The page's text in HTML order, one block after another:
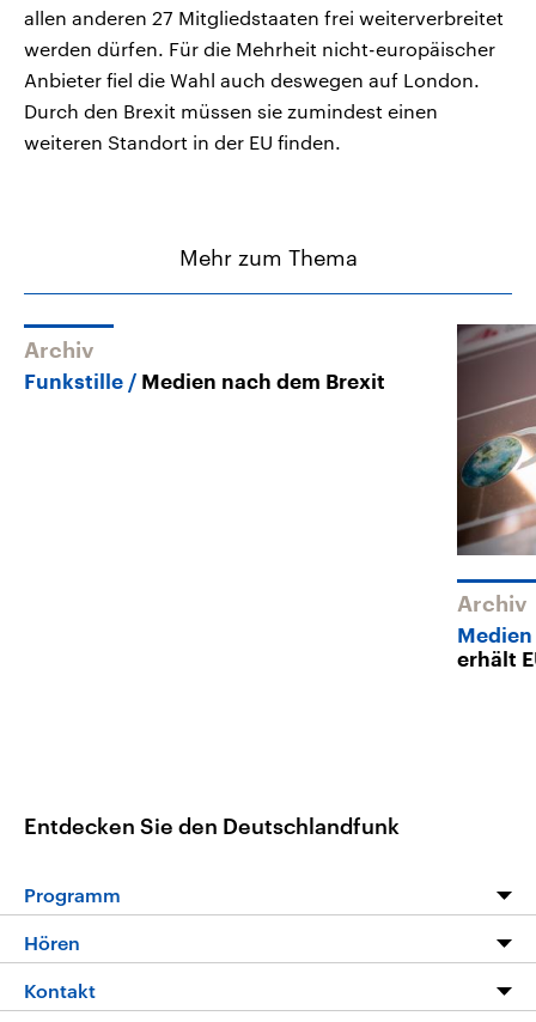
allen anderen 27 Mitgliedstaaten frei weiterverbreitet
werden dürfen. Für die Mehrheit nicht-europäischer
Anbieter fiel die Wahl auch deswegen auf London.
Durch den Brexit müssen sie zumindest einen
weiteren Standort in der EU finden.
Mehr zum Thema
Archiv
Funkstille Medien nach dem Brexit
Archiv
erhält
Entdecken Sie den Deutschlandfunk
Programm
Programm
Die Nachrichten
Hören
Livestream
Kontakt